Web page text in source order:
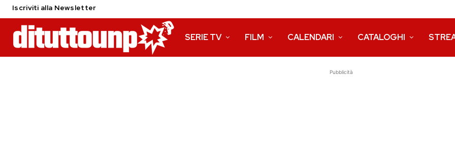
Iscriviti alla Newsletter
SERIE TV FILM CALENDARI CATALOGHI
Pubblicità